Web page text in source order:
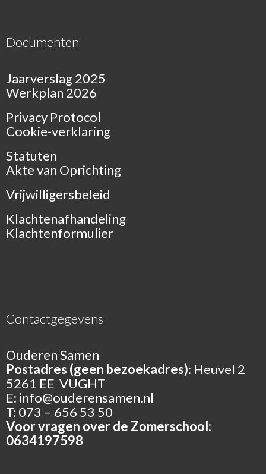
Documenten
Jaarverslag 2025
Werkplan 2026
Privacy Protocol
Cookie-verklaring
Statuten
Akte van Oprichting
Vrijwilligersbeleid
Klachtenafhandeling
Klachtenformulier
Contactgegevens
Ouderen Samen
Postadres (geen bezoekadres): Heuvel 2
5261 EE VUGHT
E: info@ouderensamen.nl
T: 073 – 656 53 50
Voor vragen over de Zomerschool:
0634197598